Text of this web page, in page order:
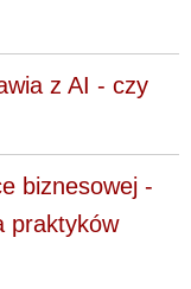
z AI - czy
biznesowej -
praktyków